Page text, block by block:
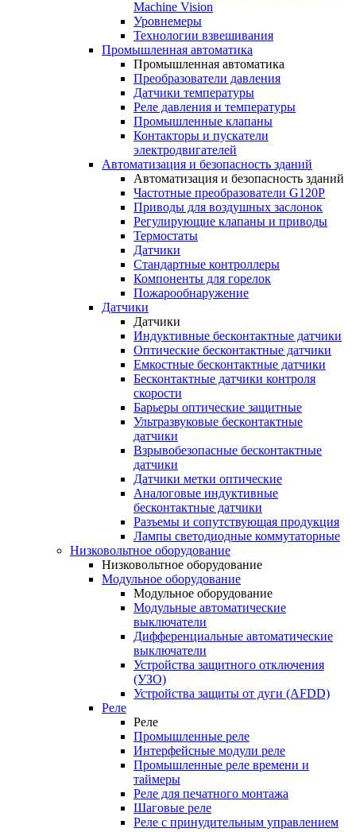
Machine Vision
Уровнемеры
Технологии взвешивания
Промышленная автоматика
Промышленная автоматика
Преобразователи давления
Датчики температуры
Реле давления и температуры
Промышленные клапаны
Контакторы и пускатели
электродвигателей
Автоматизация и безопасность зданий
Автоматизация и безопасность зданий
Частотные преобразователи G120P
Приводы для воздушных заслонок
Регулирующие клапаны и приводы
Термостаты
Датчики
Стандартные контроллеры
Компоненты для горелок
Пожарообнаружение
Датчики
Датчики
Индуктивные бесконтактные датчики
Оптические бесконтактные датчики
Емкостные бесконтактные датчики
Бесконтактные датчики контроля
скорости
Барьеры оптические защитные
Ультразвуковые бесконтактные
датчики
Взрывобезопасные бесконтактные
датчики
Датчики метки оптические
Аналоговые индуктивные
бесконтактные датчики
Разъемы и сопутствующая продукция
Лампы светодиодные коммутаторные
Низковольтное оборудование
Низковольтное оборудование
Модульное оборудование
Модульное оборудование
Модульные автоматические
выключатели
Дифференциальные автоматические
выключатели
Устройства защитного отключения
(УЗО)
Устройства защиты от дуги (AFDD)
Реле
Реле
Промышленные реле
Интерфейсные модули реле
Промышленные реле времени и
таймеры
Реле для печатного монтажа
Шаговые реле
Реле с принудительным управлением